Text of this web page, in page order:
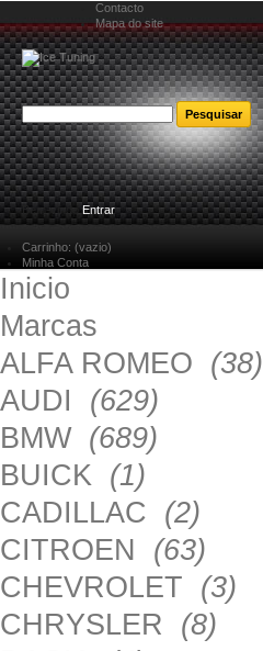
Contacto
Mapa do site
Bem-vindoEntrar
Carrinho: (vazio)
Minha Conta
Inicio
Marcas
ALFA ROMEO (38)
AUDI (629)
BMW (689)
BUICK (1)
CADILLAC (2)
CITROEN (63)
CHEVROLET (3)
CHRYSLER (8)